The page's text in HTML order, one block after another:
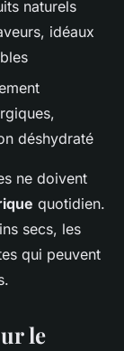
naturels
idéaux
déshydraté
ne doivent
quotidien.
secs, les
qui peuvent
le